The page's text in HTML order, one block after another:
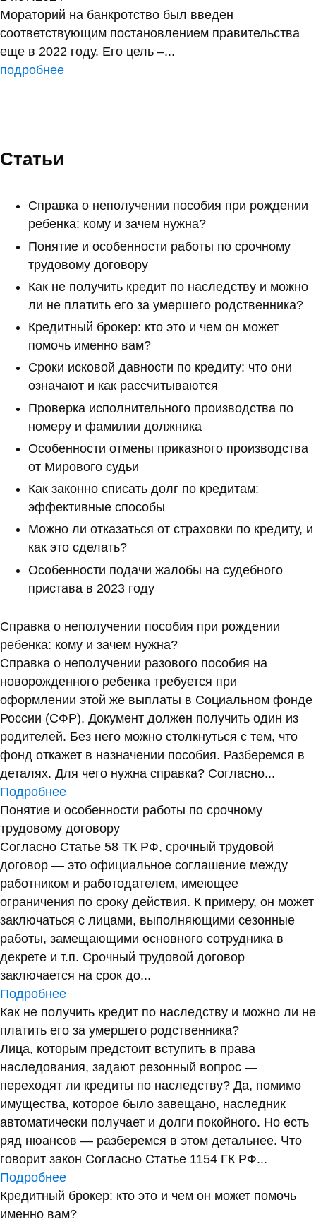
Мораторий на банкротство был введен
соответствующим постановлением правительства
еще в 2022 году. Его цель –...
подробнее
Статьи
Справка о неполучении пособия при рождении
ребенка: кому и зачем нужна?
Понятие и особенности работы по срочному
трудовому договору
Как не получить кредит по наследству и можно
ли не платить его за умершего родственника?
Кредитный брокер: кто это и чем он может
помочь именно вам?
Сроки исковой давности по кредиту: что они
означают и как рассчитываются
Проверка исполнительного производства по
номеру и фамилии должника
Особенности отмены приказного производства
от Мирового судьи
Как законно списать долг по кредитам:
эффективные способы
Можно ли отказаться от страховки по кредиту, и
как это сделать?
Особенности подачи жалобы на судебного
пристава в 2023 году
Справка о неполучении пособия при рождении
ребенка: кому и зачем нужна?
Справка о неполучении разового пособия на
новорожденного ребенка требуется при
оформлении этой же выплаты в Социальном фонде
России (СФР). Документ должен получить один из
родителей. Без него можно столкнуться с тем, что
фонд откажет в назначении пособия. Разберемся в
деталях. Для чего нужна справка? Согласно...
Подробнее
Понятие и особенности работы по срочному
трудовому договору
Согласно Статье 58 ТК РФ, срочный трудовой
договор — это официальное соглашение между
работником и работодателем, имеющее
ограничения по сроку действия. К примеру, он может
заключаться с лицами, выполняющими сезонные
работы, замещающими основного сотрудника в
декрете и т.п. Срочный трудовой договор
заключается на срок до...
Подробнее
Как не получить кредит по наследству и можно ли не
платить его за умершего родственника?
Лица, которым предстоит вступить в права
наследования, задают резонный вопрос —
переходят ли кредиты по наследству? Да, помимо
имущества, которое было завещано, наследник
автоматически получает и долги покойного. Но есть
ряд нюансов — разберемся в этом детальнее. Что
говорит закон Согласно Статье 1154 ГК РФ...
Подробнее
Кредитный брокер: кто это и чем он может помочь
именно вам?